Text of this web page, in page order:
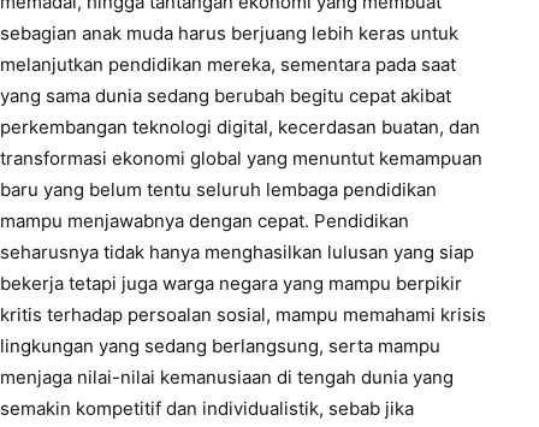
sebagian anak muda harus berjuang lebih keras untuk
melanjutkan pendidikan mereka, sementara pada saat
yang sama dunia sedang berubah begitu cepat akibat
perkembangan teknologi digital, kecerdasan buatan, dan
transformasi ekonomi global yang menuntut kemampuan
baru yang belum tentu seluruh lembaga pendidikan
mampu menjawabnya dengan cepat. Pendidikan
seharusnya tidak hanya menghasilkan lulusan yang siap
bekerja tetapi juga warga negara yang mampu berpikir
kritis terhadap persoalan sosial, mampu memahami krisis
lingkungan yang sedang berlangsung, serta mampu
menjaga nilai-nilai kemanusiaan di tengah dunia yang
semakin kompetitif dan individualistik, sebab jika